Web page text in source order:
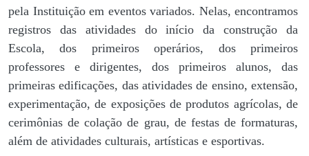
pela Instituição em eventos variados. Nelas, encontramos
registros das atividades do início da construção da
Escola, dos primeiros operários, dos primeiros
professores e dirigentes, ​dos primeiros alunos, das
primeiras edificações, das atividades de ensino, extensão,
experimentação, de exposições de produtos agrícolas, de
cerimônias de colação de grau, de festas de formaturas,
além de atividades culturais, artísticas e esportivas.